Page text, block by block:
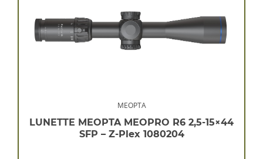
MEOPTA
LUNETTE MEOPTA MEOPRO R6 2,5-15×44
SFP – Z-Plex 1080204